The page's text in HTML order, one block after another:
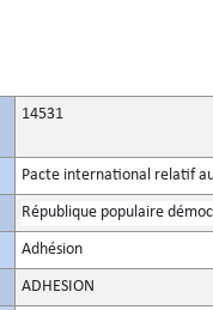
14531
Pacte international relatif
République populaire
Adhésion
ADHESION